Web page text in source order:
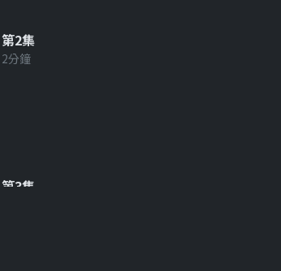
第2集
2分鐘
第3集